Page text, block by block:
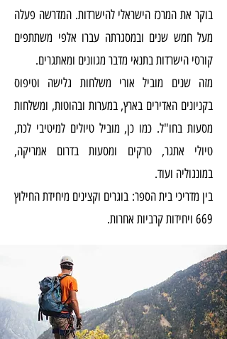
בוקר את המרכז הישראלי להישרדות. המדרשה פעלה
מעל חמש שנים ובמסגרתה עברו אלפי משתתפים
קורסי הישרדות בתנאי מדבר מגוונים ומאתגרים.
מזה שנים מוביל אורי משלחות גלישה וטיפוס
בקניונים האדירים בארץ, במערות ובהוטות, ומשלחות
מסעות בחו"ל. כמו כן, מוביל טיולים למיטיבי לכת,
טיולי אתגר, טרקים ומסעות בדרום אמריקה,
במונגוליה ועוד.
בין מדריכי בית הספר: בוגרים וקצינים מיחידת החילוץ
669 ויחידות קרביות אחרות.